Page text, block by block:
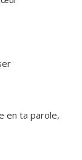
en ta parole,